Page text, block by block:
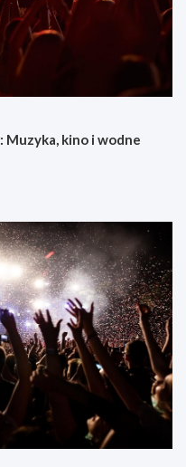
kino i wodne